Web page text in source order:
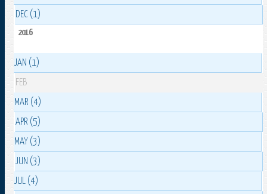
DEC (1)
2016
JAN (1)
FEB
MAR (4)
APR (5)
MAY (3)
JUN (3)
JUL (4)